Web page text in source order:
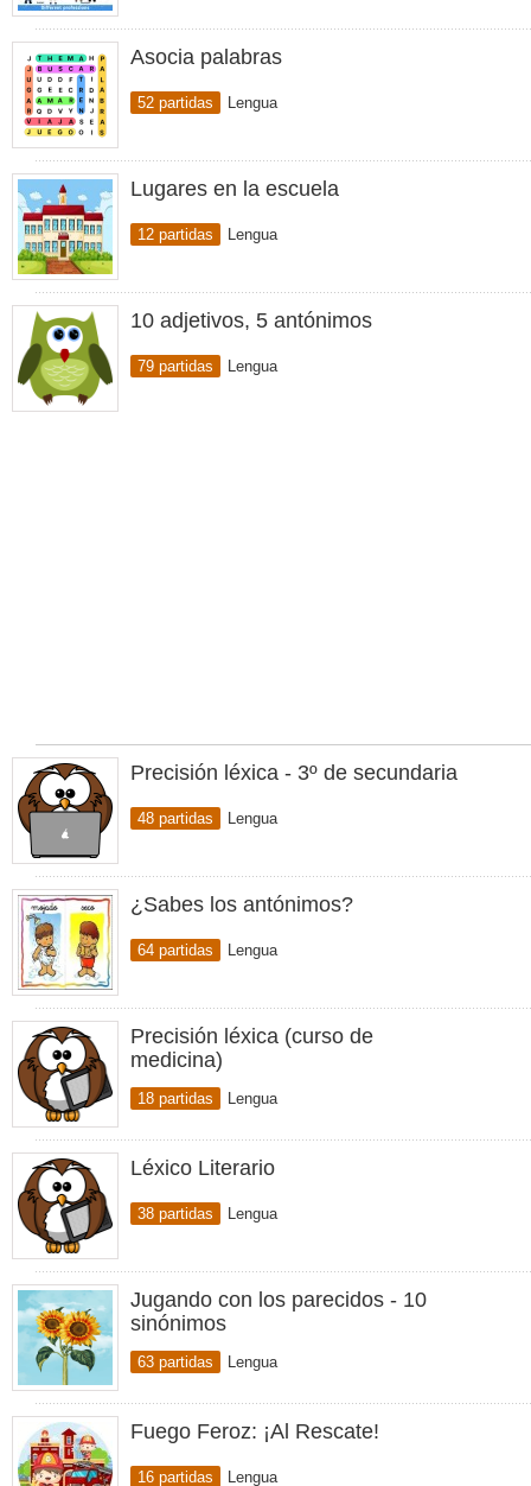
Asocia palabras
52 partidas Lengua
Lugares en la escuela
12 partidas Lengua
10 adjetivos, 5 antónimos
79 partidas Lengua
Precisión léxica - 3º de secundaria
48 partidas Lengua
¿Sabes los antónimos?
64 partidas Lengua
Precisión léxica (curso de
medicina)
18 partidas Lengua
Léxico Literario
38 partidas Lengua
Jugando con los parecidos - 10
sinónimos
63 partidas Lengua
Fuego Feroz: ¡Al Rescate!
16 partidas Lengua